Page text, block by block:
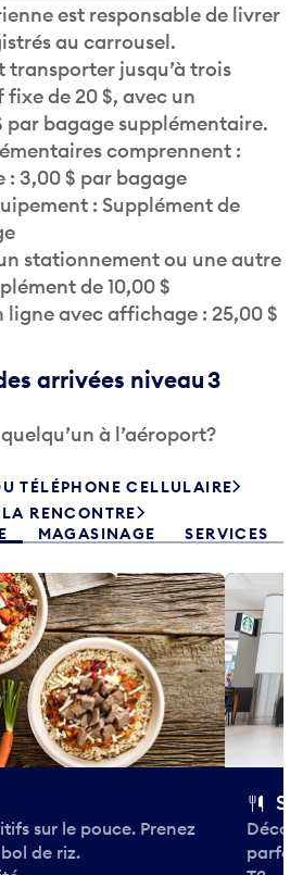
est responsable de livrer
au carrousel.
transporter jusqu’à trois
de 20 $, avec un
par bagage supplémentaire.
comprennent :
: 3,00 $ par bagage
: Supplément de
stationnement ou une autre
de 10,00 $
ligne avec affichage : 25,00 $
arrivées niveau 3
à l’aéroport?
TÉLÉPHONE CELLULAIRE
RENCONTRE
MAGASINAGE SERVICES
sur le pouce. Prenez
de riz.